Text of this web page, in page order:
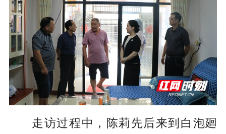
走访过程中，陈莉先后来到白泡廻